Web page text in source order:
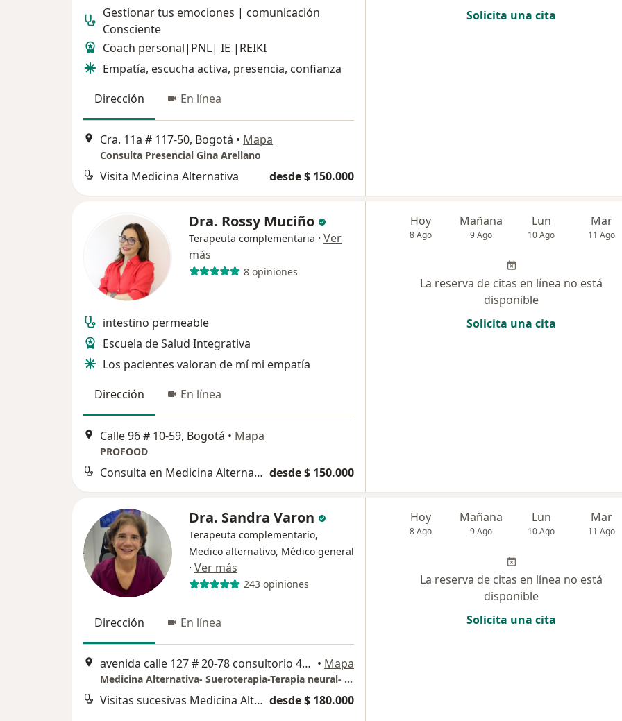
Gestionar tus emociones | comunicación
Consciente
Coach personal|PNL| IE |REIKI
Empatía, escucha activa, presencia, confianza
Dirección
En línea
Cra. 11a # 117-50, Bogotá • Mapa
Consulta Presencial Gina Arellano
Visita Medicina Alternativa desde $ 150.000
Solicita una cita
Dra. Rossy Muciño
Terapeuta complementaria · Ver
más
8 opiniones
intestino permeable
Escuela de Salud Integrativa
Los pacientes valoran de mí mi empatía
Dirección
En línea
Calle 96 # 10-59, Bogotá • Mapa
PROFOOD
Consulta en Medicina Alternativa desde $ 150.000
Hoy
8 Ago
Mañana
9 Ago
Lun
10 Ago
Mar
11 Ago
La reserva de citas en línea no está
disponible
Solicita una cita
Dra. Sandra Varon
Terapeuta complementario,
Medico alternativo, Médico general
· Ver más
243 opiniones
Dirección En línea
avenida calle 127 # 20-78 consultorio 428, Bogotá • Mapa
Medicina Alternativa- Sueroterapia-Terapia neural- Homeopatia
Visitas sucesivas Medicina Alternativa desde $ 180.000
Hoy
8 Ago
Mañana
9 Ago
Lun
10 Ago
Mar
11 Ago
La reserva de citas en línea no está
disponible
Solicita una cita